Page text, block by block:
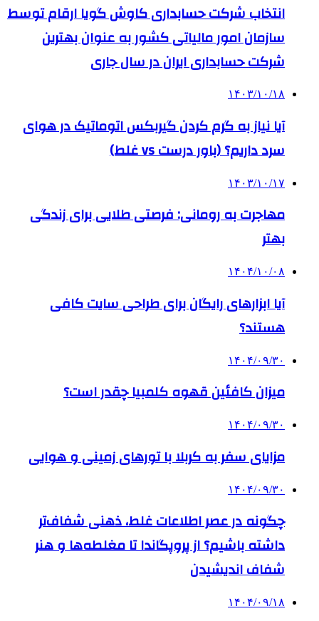
انتخاب شرکت حسابداری کاوش گویا ارقام توسط
سازمان امور مالیاتی کشور به عنوان بهترین
شرکت حسابداری ایران در سال جاری
۱۴۰۳/۱۰/۱۸
آیا نیاز به گرم کردن گیربکس اتوماتیک در هوای
سرد داریم؟ (باور درست vs غلط)
۱۴۰۳/۱۰/۱۷
مهاجرت به رومانی: فرصتی طلایی برای زندگی
بهتر
۱۴۰۴/۱۰/۰۸
آیا ابزارهای رایگان برای طراحی سایت کافی
هستند؟
۱۴۰۴/۰۹/۳۰
میزان کافئین قهوه کلمبیا چقدر است؟
۱۴۰۴/۰۹/۳۰
مزایای سفر به کربلا با تورهای زمینی و هوایی
۱۴۰۴/۰۹/۳۰
چگونه در عصر اطلاعات غلط، ذهنی شفاف‌تر
داشته باشیم؟ از پروپگاندا تا مغلطه‌ها و هنر
شفاف اندیشیدن
۱۴۰۴/۰۹/۱۸